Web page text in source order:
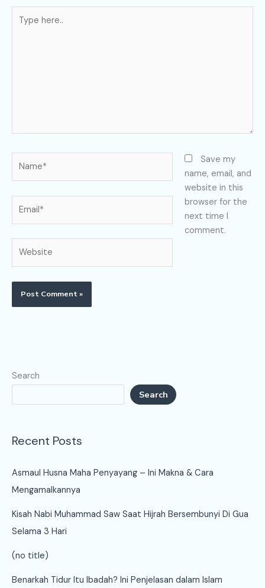
here..
Save my
name, email, and
website in this
browser for the
next time I
comment.
Search
Search
Recent Posts
Asmaul Husna Maha Penyayang – Ini Makna & Cara
Mengamalkannya
Kisah Nabi Muhammad Saw Saat Hijrah Bersembunyi Di Gua
Selama 3 Hari
(no title)
Benarkah Tidur Itu Ibadah? Ini Penjelasan dalam Islam